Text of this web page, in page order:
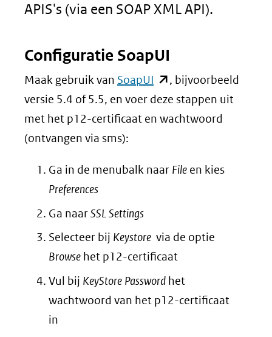
APIS's (via een SOAP XML API).
Configuratie SoapUI
Maak gebruik van SoapUI (opent
in
nieuw
naar
website)
, bijvoorbeeld
versie 5.4 of 5.5, en voer deze stappen uit
met het p12-certificaat en wachtwoord
(ontvangen via sms):
Ga in de menubalk naar File en kies
Preferences
Ga naarSSL Settings
Selecteer bij Keystore via de optie
Browse het p12-certificaat
Vul bij KeyStore Password het
wachtwoord van het p12-certificaat
in